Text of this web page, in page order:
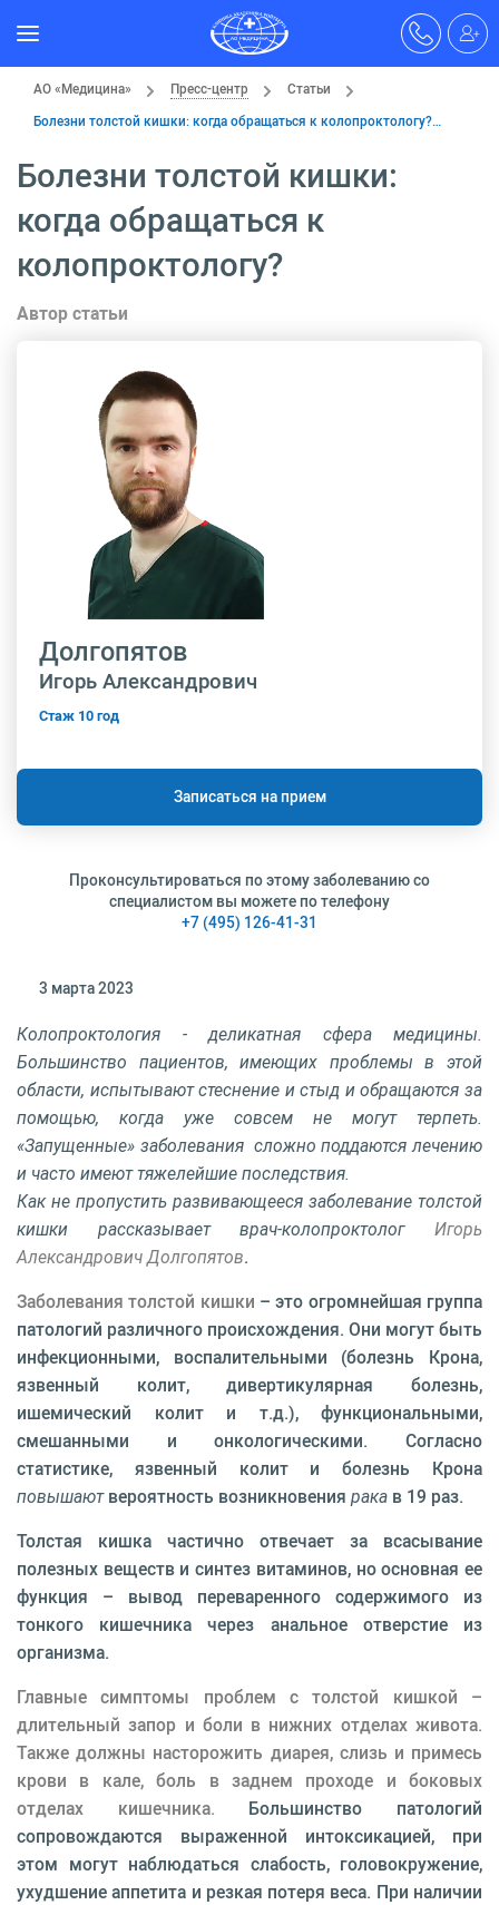
АО «Медицина» Пресс-центр
Статьи
Болезни толстой кишки: когда обращаться к колопроктологу?…
Болезни толстой кишки:
когда обращаться к
колопроктологу?
3 марта 2023
Колопроктология - деликатная сфера медицины.
Большинство пациентов, имеющих проблемы в этой
области, испытывают стеснение и стыд и обращаются за
помощью, когда уже совсем не могут терпеть.
«Запущенные» заболевания сложно поддаются лечению
и часто имеют тяжелейшие последствия.
Как не пропустить развивающееся заболевание толстой
кишки рассказывает врач-колопроктолог Игорь
Александрович Долгопятов.
Заболевания толстой кишки – это огромнейшая группа
патологий различного происхождения. Они могут быть
инфекционными, воспалительными (болезнь Крона,
язвенный колит, дивертикулярная болезнь,
ишемический колит и т.д.), функциональными,
смешанными и онкологическими. Согласно
статистике, язвенный колит и болезнь Крона
повышаютвероятность возникновения рака в 19 раз.
Толстая кишка частично отвечает за всасывание
полезных веществ и синтез витаминов, но основная ее
функция – вывод переваренного содержимого из
тонкого кишечника через анальное отверстие из
организма.
Главные симптомы проблем с толстой кишкой –
длительный запор и боли в нижних отделах живота.
Также должны насторожить диарея, слизь и примесь
крови в кале, боль в заднем проходе и боковых
отделах кишечника. Большинство патологий
сопровождаются выраженной интоксикацией, при
этом могут наблюдаться слабость, головокружение,
ухудшение аппетита и резкая потеря веса. При наличии
Автор статьи
Долгопятов
Игорь Александрович
Стаж 10 год
Записаться на прием
Проконсультироваться по этому заболеванию со
специалистом вы можете по телефону
+7 (495) 126-41-31